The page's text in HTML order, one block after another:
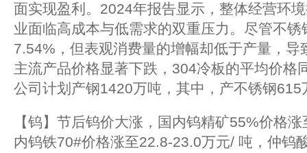
面实现盈利。2024年报告显示，整体经营环
业面临高成本与低需求的双重压力。尽管不
7.54%，但表观消费量的增幅却低于产量，导
主流产品价格显著下跌，304冷板的平均价格
公司计划产钢1420万吨，其中，产不锈钢615
【钨】节后钨价大涨，国内钨精矿55%价格
内钨铁70#价格涨至22.8-23.0万元/ 吨，仲钨